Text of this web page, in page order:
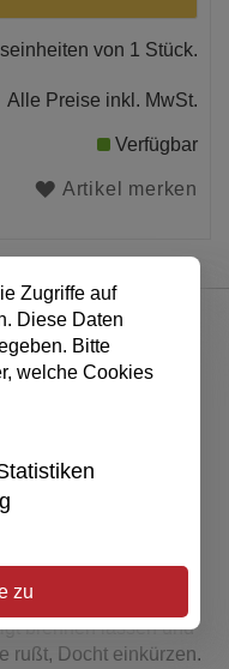
von 1 Stück.
Alle Preise inkl. MwSt.
Verfügbar
Artikel merken
Gestaltung bringt
Sie eignet sich
ist auch
ein toller
oder in
einer sehr langen
Kerze.
brennen lassen und
rußt, Docht einkürzen.
Zugriffe auf
Diese Daten
Bitte
welche Cookies
zu